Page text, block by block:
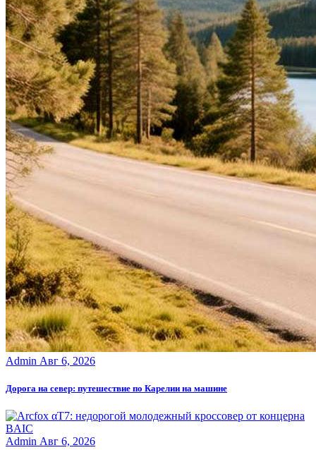
Admin Авг 6, 2026
Дорога на север: путешествие по Карелии на машине
Admin Авг 6, 2026